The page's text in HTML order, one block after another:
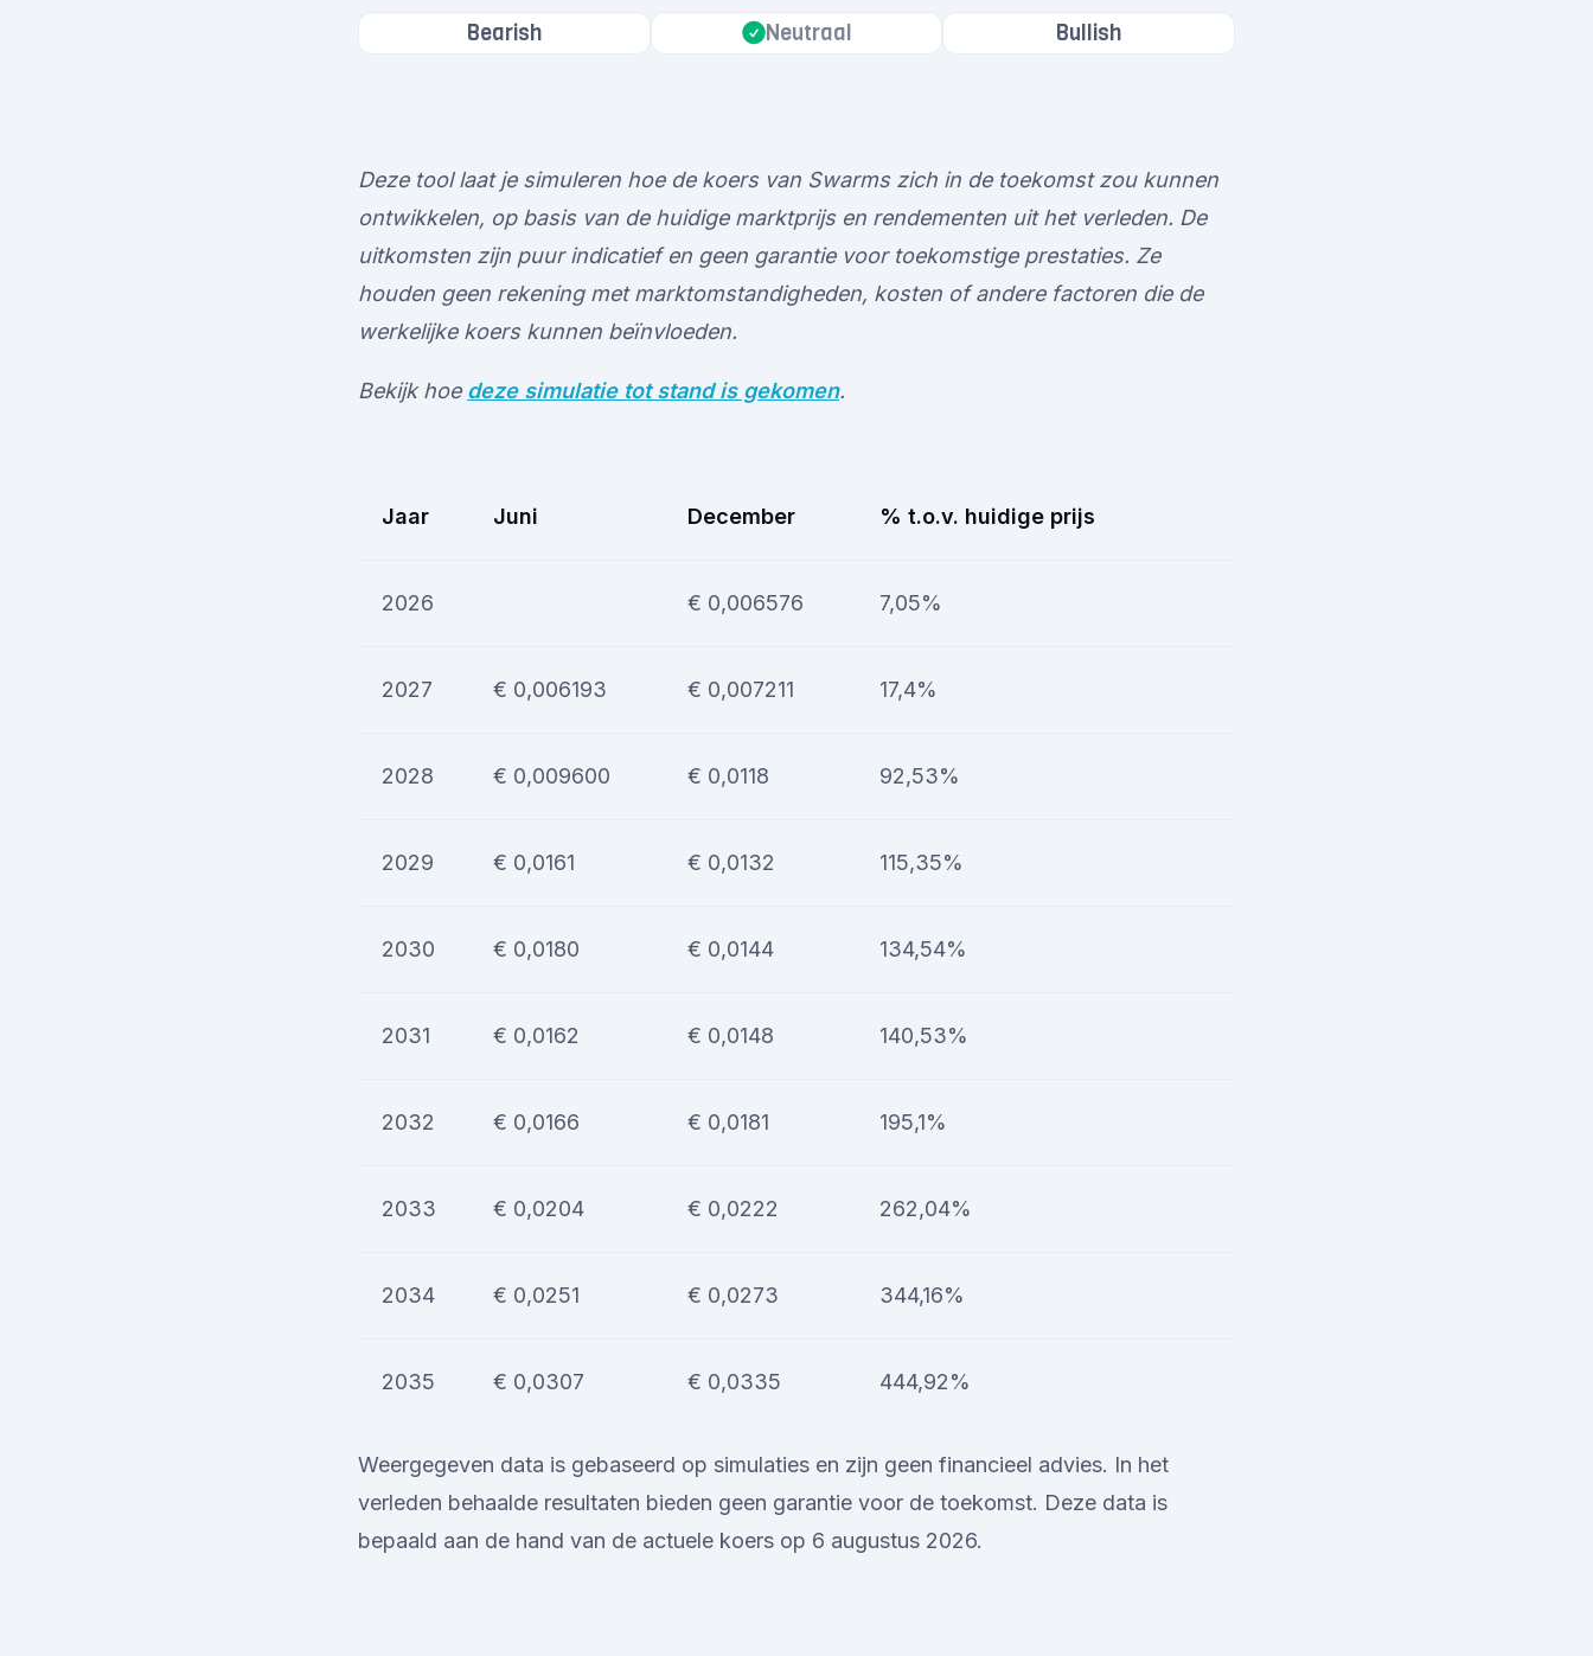
Bearish Neutraal Bullish
Deze tool laat je simuleren hoe de koers van Swarms zich in de toekomst zou kunnen
ontwikkelen, op basis van de huidige marktprijs en rendementen uit het verleden. De
uitkomsten zijn puur indicatief en geen garantie voor toekomstige prestaties. Ze
houden geen rekening met marktomstandigheden, kosten of andere factoren die de
werkelijke koers kunnen beïnvloeden.
Bekijk hoe deze simulatie tot stand is gekomen.
Jaar Juni December % t.o.v. huidige prijs
2026 € 0,006576 7,05%
2027 € 0,006193 € 0,007211 17,4%
2028 € 0,009600 € 0,0118 92,53%
2029 € 0,0161 € 0,0132 115,35%
2030 € 0,0180 € 0,0144 134,54%
2031 € 0,0162 € 0,0148 140,53%
2032 € 0,0166 € 0,0181 195,1%
2033 € 0,0204 € 0,0222 262,04%
2034 € 0,0251 € 0,0273 344,16%
2035 € 0,0307 € 0,0335 444,92%
Weergegeven data is gebaseerd op simulaties en zijn geen financieel advies. In het
verleden behaalde resultaten bieden geen garantie voor de toekomst. Deze data is
bepaald aan de hand van de actuele koers op 6 augustus 2026.